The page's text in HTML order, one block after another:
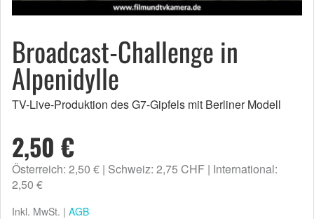
Broadcast-Challenge in
Alpenidylle
TV-Live-Produktion des G7-Gipfels mit Berliner Modell
2,50 €
Österreich: 2,50 € Schweiz: 2,75 CHF International:
2,50 €
Inkl. MwSt. | AGB